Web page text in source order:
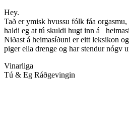
Hey.
Tað er ymisk hvussu fólk fáa
haldi eg at tú skuldi hugt inn á
Niðast á heimasíðuni er eitt leksikon
piger ella drenge og har stendur nógv
Vinarliga
Tú & Eg Ráðgevingin